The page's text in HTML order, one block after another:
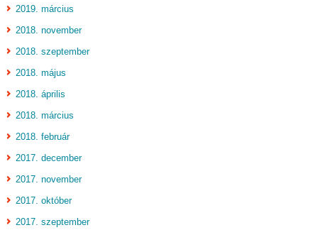
2019. március
2018. november
2018. szeptember
2018. május
2018. április
2018. március
2018. február
2017. december
2017. november
2017. október
2017. szeptember